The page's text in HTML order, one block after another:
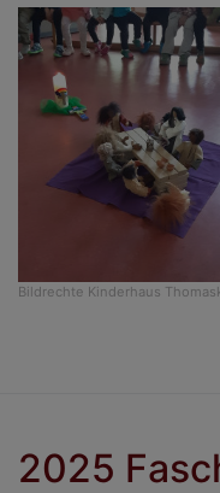
Bildrechte Kinderhaus
2025